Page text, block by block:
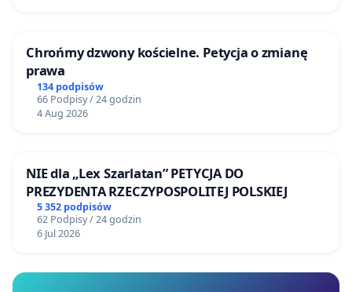
Chrońmy dzwony kościelne. Petycja o zmianę
prawa
134 podpisów
66 Podpisy / 24 godzin
4 Aug 2026
NIE dla „Lex Szarlatan” PETYCJA DO
PREZYDENTA RZECZYPOSPOLITEJ POLSKIEJ
5 352 podpisów
62 Podpisy / 24 godzin
6 Jul 2026